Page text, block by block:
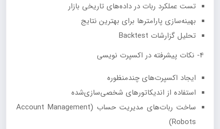
تست عملکرد ربات در داده‌های تاریخی بازار
بهینه‌سازی پارامترها برای بهترین نتایج
تحلیل گزارشات Backtest
4- نکات پیشرفته در اکسپرت نویسی
ایجاد اکسپرت‌های چندمنظوره
استفاده از اندیکاتورهای شخصی‌سازی‌شده
ساخت ربات‌های مدیریت حساب (Account Management
Robots)